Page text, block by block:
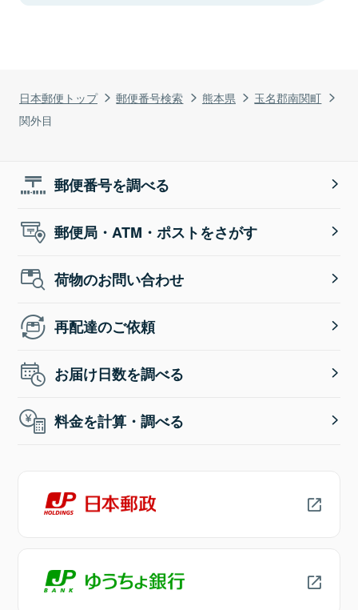
日本郵便トップ 郵便番号検索 熊本県
玉名郡南関町
関外目
郵便番号を調べる
郵便局・ATM・ポストをさがす
荷物のお問い合わせ
再配達のご依頼
お届け日数を調べる
料金を計算・調べる